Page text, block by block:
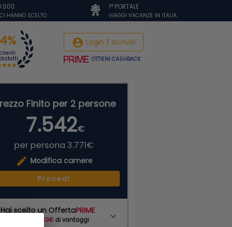
HANNO SCELTO
1° PORTALE
VIAGGI VACANZE IN ITALIA
account_circle Login / Iscriviti
OTTIENI CASHBACK
Finito per 2 persone
7.542€
per persona 3.771€
edit Modifica camere
Procedi
Hai scelto un OffertaPRIME
453€di vantaggi